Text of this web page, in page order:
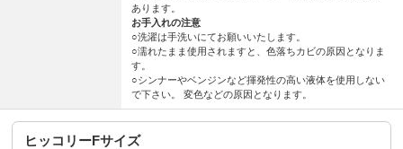
あります。
お手入れの注意
○洗濯は手洗いにてお願いいたします。
○濡れたまま使用されますと、色落ちカビの原因となりま
す。
○シンナーやベンジンなど揮発性の高い液体を使用しない
で下さい。 変色などの原因となります。
ヒッコリーFサイズ